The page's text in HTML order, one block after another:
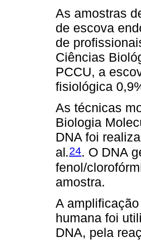
As amostras
de escova
de
Ciências
PCCU, a
fisiológica
As técnicas
Biologia
DNA foi
al.24. O DNA
fenol/
amostra.
A
humana foi
DNA, pela